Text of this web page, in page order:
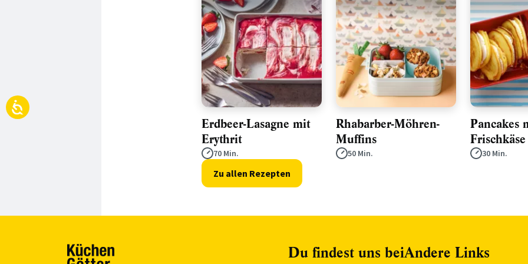
Erdbeer-Lasagne mit
Erythrit
70 Min.
Rhabarber-Möhren-
Muffins
50 Min.
Pancakes
Frischkäse
30 Min.
Zu allen Rezepten
Du findest uns beiAndere Links